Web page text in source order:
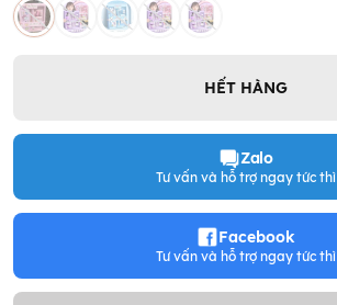
HẾT HÀNG
Zalo
Tư vấn và hỗ trợ ngay tức thì
Facebook
Tư vấn và hỗ trợ ngay tức thì